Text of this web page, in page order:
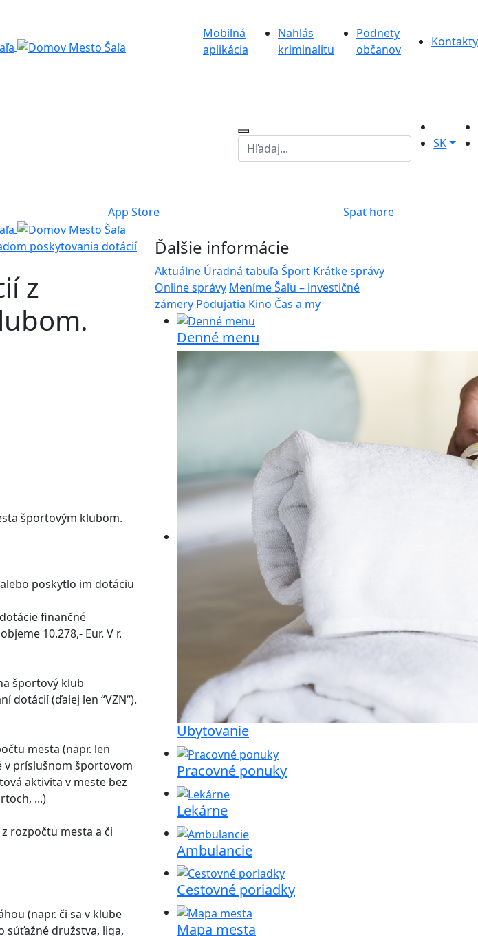
Mobilná
aplikácia
Nahlás
kriminalitu
Podnety
občanov
Kontakty
SK
App Store Späť hore
poskytovania dotácií
z
športovým klubom.
poskytlo im dotáciu
finančné
10.278,- Eur. V r.
športový klub
dotácií (ďalej len “VZN“).
mesta (napr. len
v príslušnom športovom
aktivita v meste bez
...)
rozpočtu mesta a či
(napr. či sa v klube
súťažné družstva, liga,
Ďalšie informácie
Aktuálne Úradná tabuľa Šport Krátke správy
Online správy Meníme Šaľu – investičné
zámery Podujatia Kino Čas a my
Denné menu
Ubytovanie
Pracovné ponuky
Lekárne
Ambulancie
Cestovné poriadky
Mapa mesta